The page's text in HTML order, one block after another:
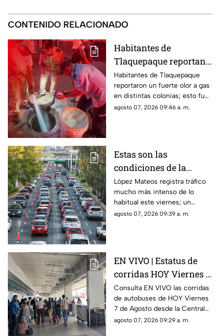
CONTENIDO RELACIONADO
Habitantes de
Tlaquepaque reportan
olor a gas en estas
colonias
Habitantes de Tlaquepaque
reportaron un fuerte olor a gas
en distintas colonias; esto fue
lo que encontraron bomberos
agosto 07, 2026 09:46 a. m.
Estas son las
condiciones de la
avenida López Mateos
HOY Viernes 7 de
Agosto 2026
López Mateos registra tráfico
mucho más intenso de lo
habitual este viernes; un
recorrido de sur a norte toma
agosto 07, 2026 09:39 a. m.
EN VIVO | Estatus de
corridas HOY Viernes 7
de Agosto 2026 en la
Central Nueva de
Tlaquepaque; salidas
de Guadalajara
Consulta EN VIVO las corridas
de autobuses de HOY Viernes
7 de Agosto desde la Central
Nueva de Tlaquepaque y revisa
agosto 07, 2026 09:29 a. m.